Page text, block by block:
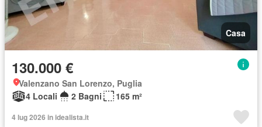
Casa
130.000 €
Valenzano San Lorenzo, Puglia
4 Locali
2 Bagni 165 m²
4 lug 2026 in idealista.it